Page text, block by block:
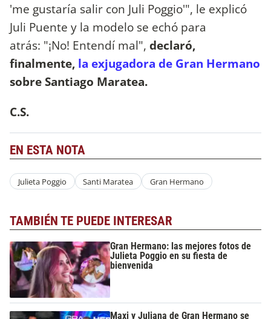
'me gustaría salir con Juli Poggio'", le explicó
Juli Puente y la modelo se echó para
atrás: "¡No! Entendí mal", declaró,
finalmente, la exjugadora de Gran Hermano
sobre Santiago Maratea.
C.S.
EN ESTA NOTA
Julieta Poggio Santi Maratea Gran Hermano
TAMBIÉN TE PUEDE INTERESAR
Gran Hermano: las mejores fotos de
Julieta Poggio en su fiesta de
bienvenida
Maxi y Juliana de Gran Hermano se